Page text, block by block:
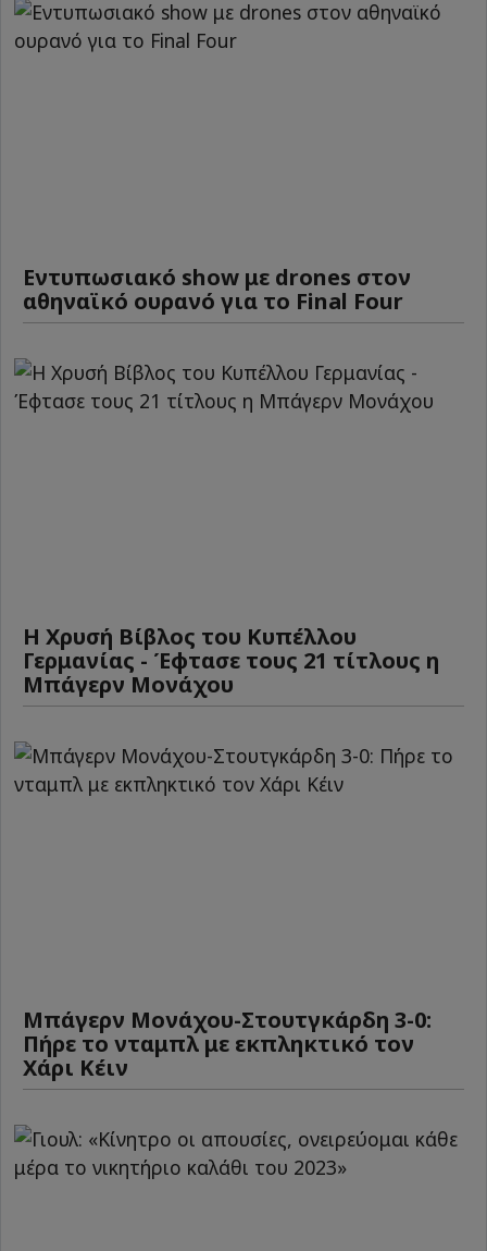
Εντυπωσιακό show με drones στον
αθηναϊκό ουρανό για το Final Four
Η Χρυσή Βίβλος του Κυπέλλου
Γερμανίας - Έφτασε τους 21 τίτλους η
Μπάγερν Μονάχου
Μπάγερν Μονάχου-Στουτγκάρδη 3-0:
Πήρε το νταμπλ με εκπληκτικό τον
Χάρι Κέιν